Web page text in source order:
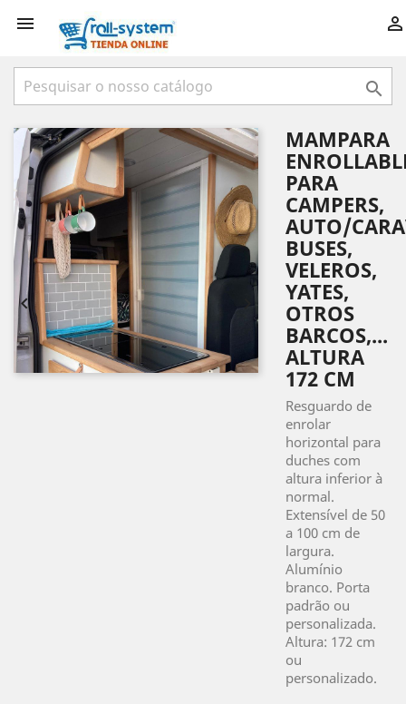
 

 
MAMPARA
PARA
CAMPERS,
AUTO/
BUSES,
VELEROS,
YATES,
OTROS
BARCOS,...
ALTURA
172 CM
Resguardo de
enrolar
horizontal para
duches com
altura inferior à
normal.
Extensível de 50
a 100 cm de
largura.
Alumínio
branco. Porta
padrão ou
personalizada.
Altura: 172 cm
ou
personalizado.